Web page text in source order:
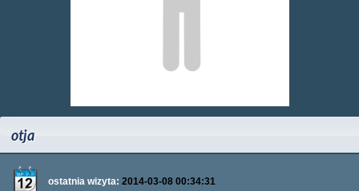
otja
ostatnia wizyta: 2014-03-08 00:34:31